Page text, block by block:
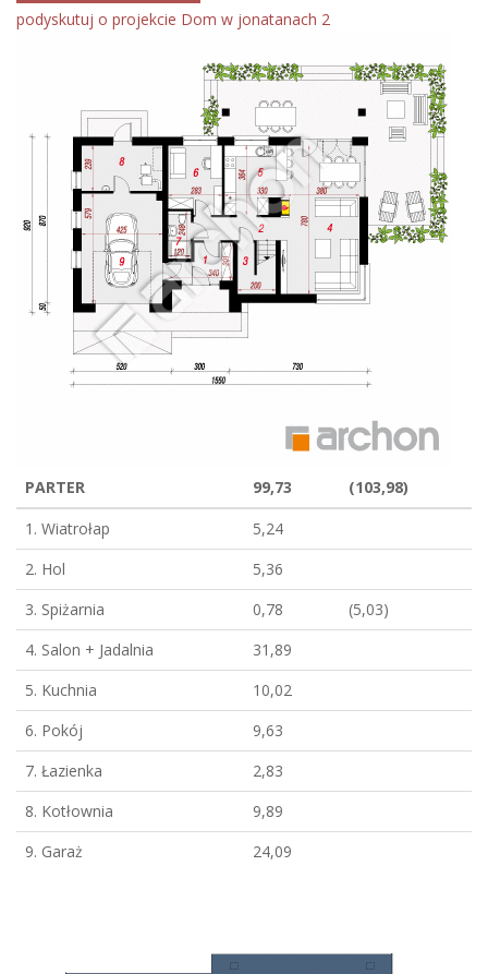
podyskutuj o projekcie Dom w jonatanach 2
PARTER 99,73
(103,98)
1. Wiatrołap
5,24
2. Hol
5,36
3. Spiżarnia
0,78
(5,03)
4. Salon + Jadalnia
31,89
5. Kuchnia
10,02
6. Pokój
9,63
7. Łazienka
2,83
8. Kotłownia
9,89
9. Garaż
24,09